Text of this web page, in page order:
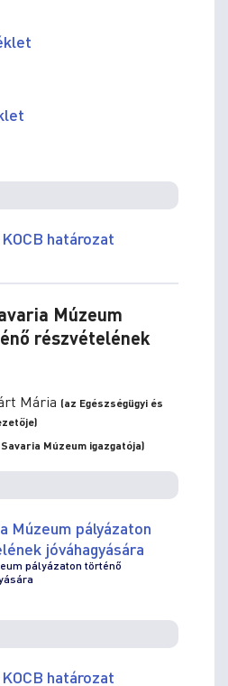
határozat
Múzeum
részvételének
Mária (az Egészségügyi és
Savaria Múzeum igazgatója)
Múzeum pályázaton
jóváhagyására
pályázaton történő
határozat